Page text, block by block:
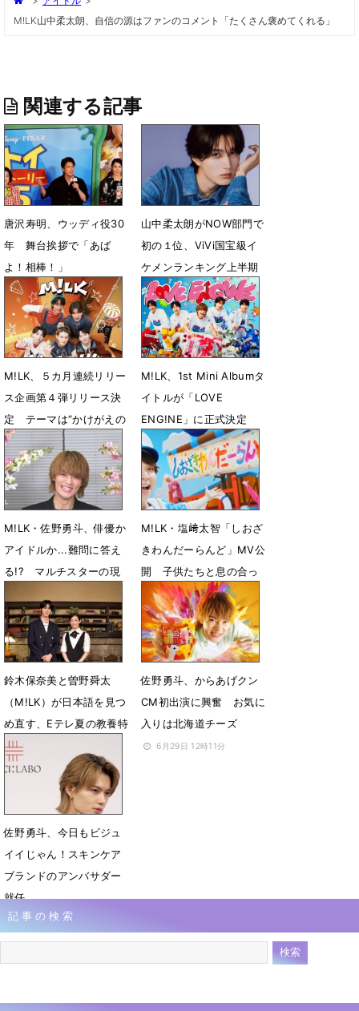
M!LK山中柔太朗、自信の源はファンのコメント「たくさん褒めてくれる」
関連する記事
唐沢寿明、ウッディ役30
年 舞台挨拶で「あば
よ！相棒！」
7月25日 10時12分
山中柔太朗がNOW部門で
初の１位、ViVi国宝級イ
ケメンランキング上半期
全順位を発表
7月15日 19時18分
M!LK、５カ月連続リリー
ス企画第４弾リリース決
定 テーマは“かけがえの
ない仲間と過ごす夏”
7月13日 18時09分
M!LK、1st Mini Albumタ
イトルが「LOVE
ENG!NE」に正式決定
ジャケ写公開
7月11日 19時43分
M!LK・佐野勇斗、俳優か
アイドルか...難問に答え
る!? マルチスターの現
7月10日 12時36分
M!LK・塩﨑太智「しおざ
きわんだーらんど」MV公
開 子供たちと息の合っ
た楽しいダンスを披露
7月6日 19時43分
鈴木保奈美と曽野舜太
（M!LK）が日本語を見つ
め直す、Eテレ夏の教養特
番が放送決定
6月29日 19時26分
佐野勇斗、からあげクン
CM初出演に興奮 お気に
入りは北海道チーズ
6月29日 12時11分
佐野勇斗、今日もビジュ
イイじゃん！スキンケア
ブランドのアンバサダー
就任
6月24日 12時53分
記事の検索